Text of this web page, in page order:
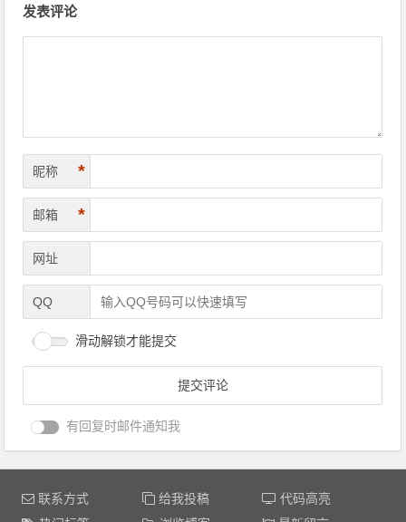
发表评论
昵称 *
邮箱 *
网址
QQ
滑动解锁才能提交
有回复时邮件通知我
联系方式 给我投稿
代码高亮